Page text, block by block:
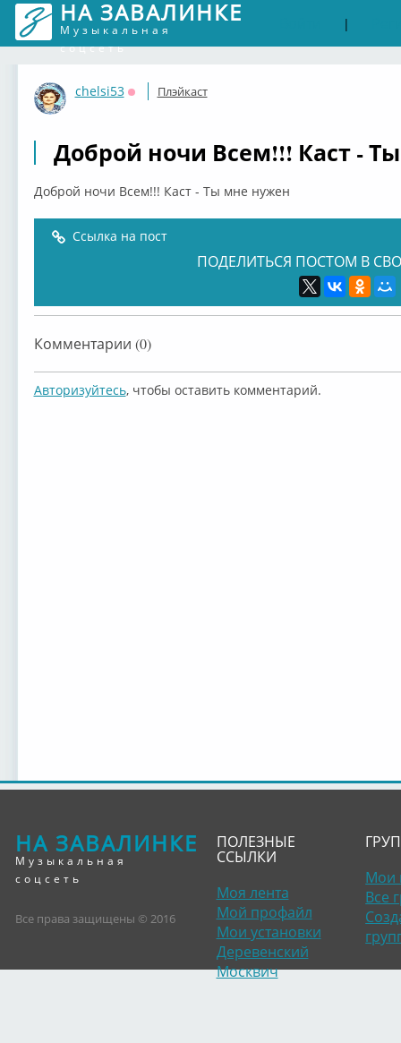
НА ЗАВАЛИНКЕ
Музыкальная
соцсеть
|
chelsi53
Оффлайн
Плэйкаст
Доброй ночи Всем!!! Каст -
Доброй ночи Всем!!! Каст - Ты мне нужен
Ссылка на пост
ПОДЕЛИТЬСЯ ПОСТОМ В
Комментарии (0)
Авторизуйтесь, чтобы оставить комментарий.
НА ЗАВАЛИНКЕ
Музыкальная
соцсеть
Все права защищены © 2016
ПОЛЕЗНЫЕ
ССЫЛКИ
Моя лента
Мой профайл
Мои установки
Деревенский
Москвич
Мои
Все